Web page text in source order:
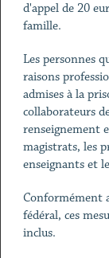
d'appel de 20
famille.
Les personnes
raisons
admises à la
collaborateurs
renseignement
magistrats, les
enseignants et
Conformément
fédéral, ces
inclus.